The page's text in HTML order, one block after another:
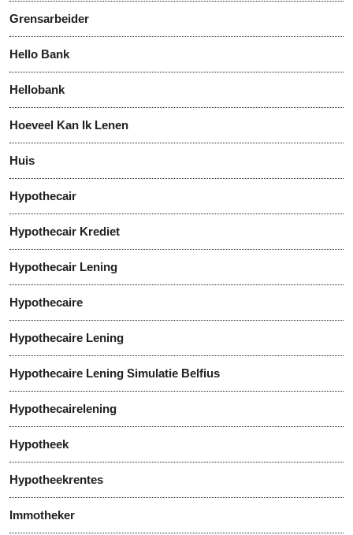
Grensarbeider
Hello Bank
Hellobank
Hoeveel Kan Ik Lenen
Huis
Hypothecair
Hypothecair Krediet
Hypothecair Lening
Hypothecaire
Hypothecaire Lening
Hypothecaire Lening Simulatie Belfius
Hypothecairelening
Hypotheek
Hypotheekrentes
Immotheker